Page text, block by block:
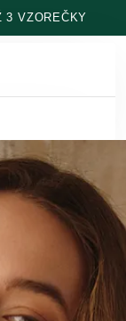
3 VZOREČKY